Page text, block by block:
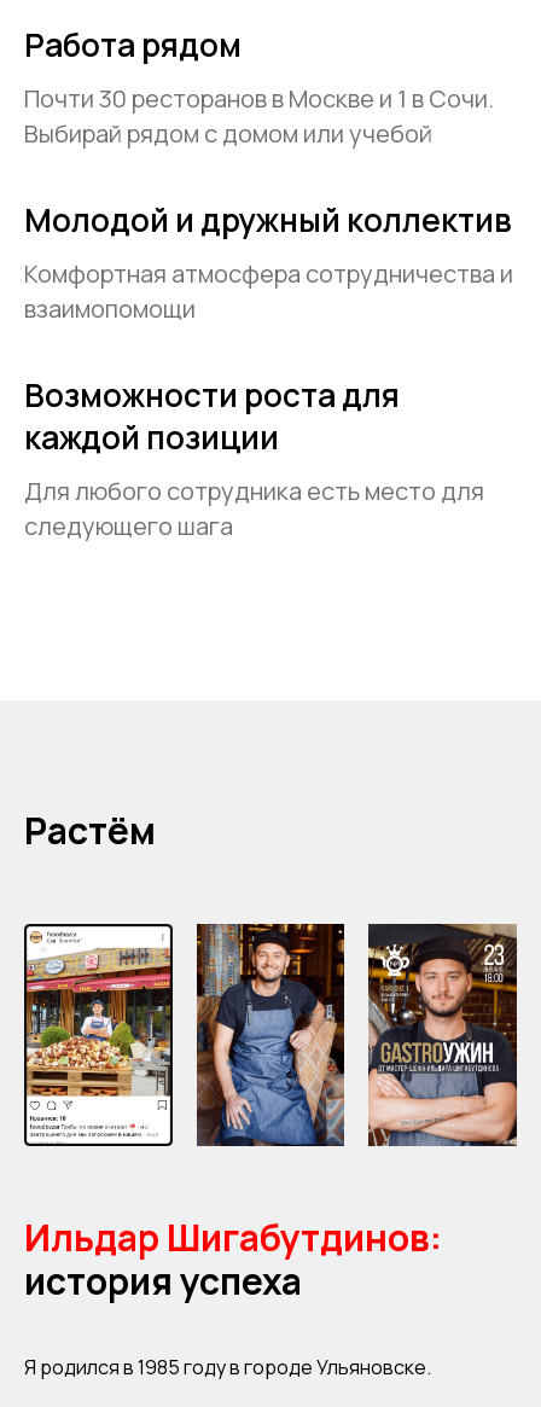
Работа рядом
Почти 30 ресторанов в Москве и 1 в Сочи.
Выбирай рядом с домом или учебой
Молодой и дружный коллектив
Комфортная атмосфера сотрудничества и
взаимопомощи
Возможности роста для
каждой позиции
Для любого сотрудника есть место для
следующего шага
Растём
Ильдар Шигабутдинов:
история успеха
Я родился в 1985 году в городе Ульяновске.